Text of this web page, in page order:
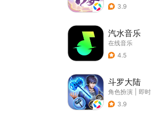
3.9
汽水音乐
在线音乐
4.5
斗罗大陆
角色扮演 即
3.9